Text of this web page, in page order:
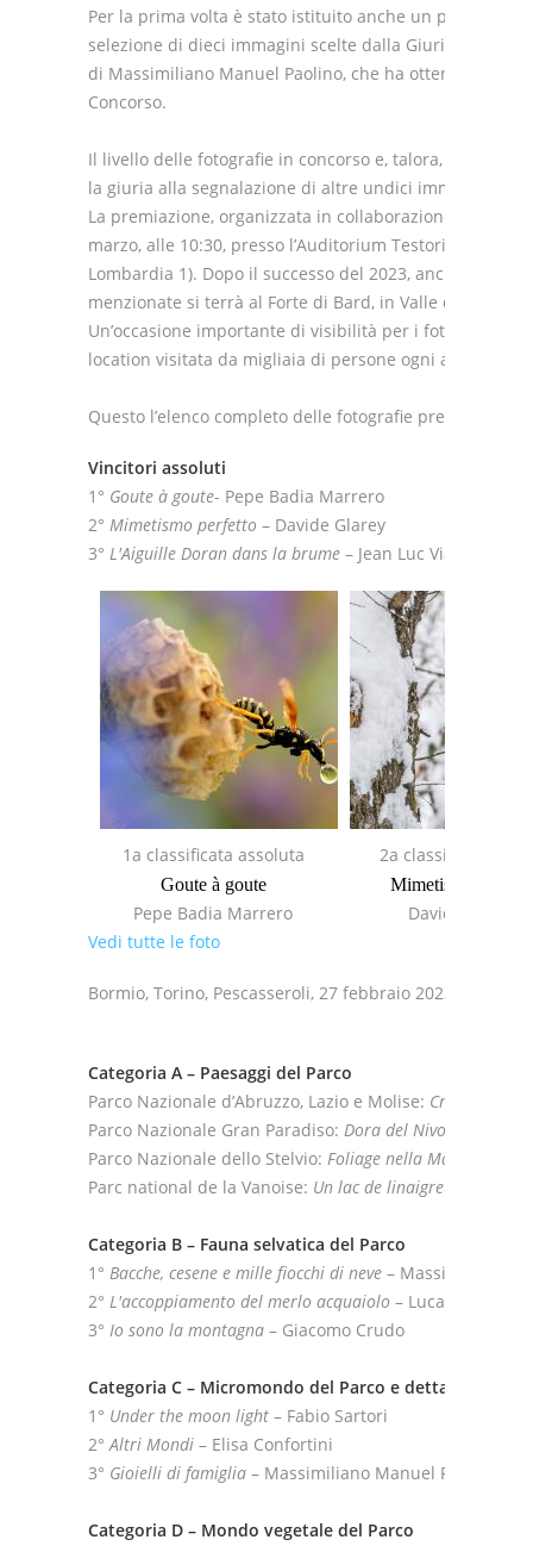
Per la prima volta è stato istituito anche un premio
selezione di dieci immagini scelte dalla Giuria è
di Massimiliano Manuel Paolino, che ha ottenuto 405
Concorso.
Il livello delle fotografie in concorso e, talora, la
la giuria alla segnalazione di altre undici immagini
La premiazione, organizzata in collaborazione con
marzo, alle 10:30, presso l’Auditorium Testori di
Lombardia 1). Dopo il successo del 2023, anche
menzionate si terrà al Forte di Bard, in Valle d’Aosta,
Un’occasione importante di visibilità per i fotografi
location visitata da migliaia di persone ogni anno.
Questo l’elenco completo delle fotografie premiate:
Vincitori assoluti
1° Goute à goute- Pepe Badia Marrero
2° Mimetismo perfetto – Davide Glarey
3° L'Aiguille Doran dans la brume – Jean Luc Viart
1a classificata assoluta 2a classifica
Goute à goute Mimetismo
Pepe Badia Marrero
Davide Glarey
Vedi tutte le foto
Bormio, Torino, Pescasseroli, 27 febbraio 2023
Categoria A – Paesaggi del Parco
Parco Nazionale d’Abruzzo, Lazio e Molise: Creste
Parco Nazionale Gran Paradiso: Dora del Nivolet
Parco Nazionale dello Stelvio: Foliage nella Magnifica
Parc national de la Vanoise: Un lac de linaigrettes
Categoria B – Fauna selvatica del Parco
1° Bacche, cesene e mille fiocchi di neve – Massimiliano
2° L'accoppiamento del merlo acquaiolo – Luca Casale
3° Io sono la montagna – Giacomo Crudo
Categoria C – Micromondo del Parco e dettagli
1° Under the moon light – Fabio Sartori
2°Altri Mondi – Elisa Confortini
3° Gioielli di famiglia – Massimiliano Manuel Paolino
Categoria D – Mondo vegetale del Parco